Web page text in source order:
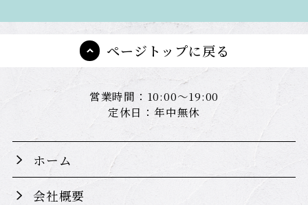
ページトップに戻る
営業時間：10:00～19:00
定休日：年中無休
ホーム
会社概要